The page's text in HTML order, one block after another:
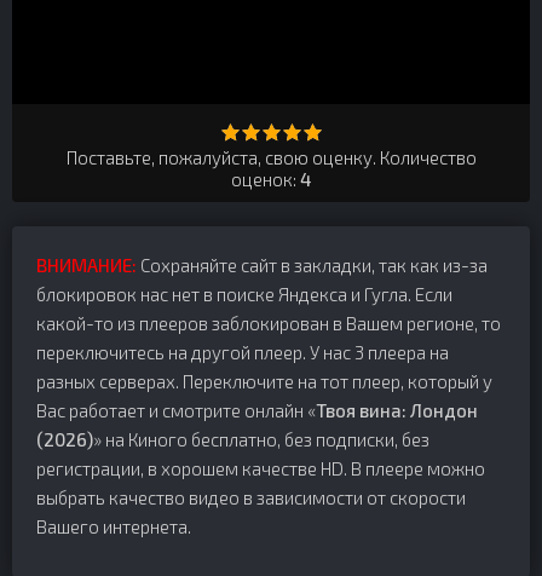
Поставьте, пожалуйста, свою оценку. Количество
оценок: 4
ВНИМАНИЕ: Сохраняйте сайт в закладки, так как из-за
блокировок нас нет в поиске Яндекса и Гугла. Если
какой-то из плееров заблокирован в Вашем регионе, то
переключитесь на другой плеер. У нас 3 плеера на
разных серверах. Переключите на тот плеер, который у
Вас работает и смотрите онлайн «Твоя вина: Лондон
(2026)» на Киного бесплатно, без подписки, без
регистрации, в хорошем качестве HD. В плеере можно
выбрать качество видео в зависимости от скорости
Вашего интернета.